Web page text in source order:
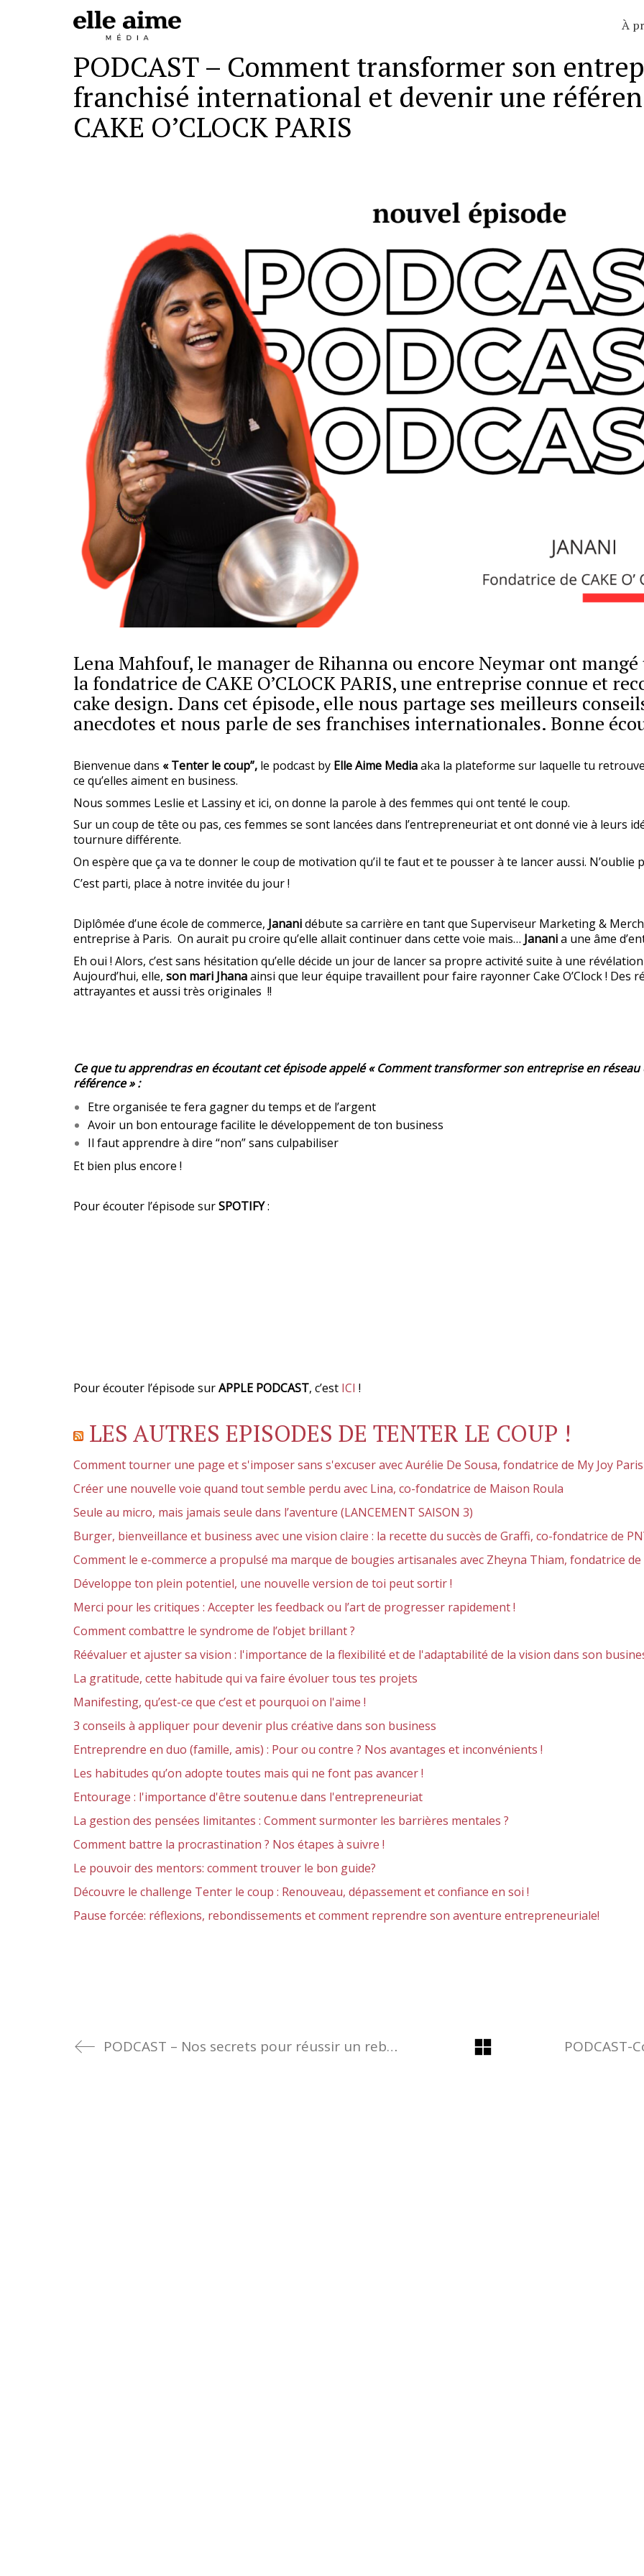
À
PODCAST – Comment transformer son
franchisé international et devenir une
CAKE O’CLOCK PARIS
Lena Mahfouf, le manager de Rihanna ou encore Neymar ont mangé
la fondatrice de CAKE O’CLOCK PARIS, une entreprise connue et
cake design. Dans cet épisode, elle nous partage ses meilleurs
anecdotes et nous parle de ses franchises internationales. Bonne
Bienvenue dans « Tenter le coup”, le podcast by Elle Aime Mediaaka la plateforme sur laquelle tu
ce qu’elles aiment en business.
Nous sommes Leslie et Lassiny et ici, on donne la parole à des femmes qui ont tenté le coup.
Sur un coup de tête ou pas, ces femmes se sont lancées dans l’entrepreneuriat et ont donné vie à leurs
tournure différente.
On espère que ça va te donner le coup de motivation qu’il te faut et te pousser à te lancer aussi.
C’est parti, place à notre invitée du jour !
Diplômée d’une école de commerce, Jananidébute sa carrière en tant que Superviseur Marketing &
entreprise à Paris. On aurait pu croire qu’elle allait continuer dans cette voie mais… Janania une âme
Eh oui ! Alors, c’est sans hésitation qu’elle décide un jour de lancer sa propre activité suite à une
Aujourd’hui, elle, son mari Jhanaainsi que leur équipe travaillent pour faire rayonner Cake O’Clock ! Des
attrayantes et aussi très originales !!
Ce que tu apprendras en écoutant cet épisode appelé « Comment transformer son entreprise en
référence » :
Etre organisée te fera gagner du temps et de l’argent
Avoir un bon entourage facilite le développement de ton business
Il faut apprendre à dire “non” sans culpabiliser
Et bien plus encore !
Pour écouter l’épisode surSPOTIFY:
Pour écouter l’épisode surAPPLE PODCAST, c’est ICI !
LES AUTRES EPISODES DE TENTER LE COUP !
Comment tourner une page et s'imposer sans s'excuser avec Aurélie De Sousa, fondatrice de My Joy Paris
Créer une nouvelle voie quand tout semble perdu avec Lina, co-fondatrice de Maison Roula
Seule au micro, mais jamais seule dans l’aventure (LANCEMENT SAISON 3)
Burger, bienveillance et business avec une vision claire : la recette du succès de Graffi, co-fondatrice de
Comment le e-commerce a propulsé ma marque de bougies artisanales avec Zheyna Thiam, fondatrice
Développe ton plein potentiel, une nouvelle version de toi peut sortir !
Merci pour les critiques : Accepter les feedback ou l’art de progresser rapidement !
Comment combattre le syndrome de l’objet brillant ?
Réévaluer et ajuster sa vision : l'importance de la flexibilité et de l'adaptabilité de la vision dans son
La gratitude, cette habitude qui va faire évoluer tous tes projets
Manifesting, qu’est-ce que c’est et pourquoi on l'aime !
3 conseils à appliquer pour devenir plus créative dans son business
Entreprendre en duo (famille, amis) : Pour ou contre ? Nos avantages et inconvénients !
Les habitudes qu’on adopte toutes mais qui ne font pas avancer !
Entourage : l'importance d'être soutenu.e dans l'entrepreneuriat
La gestion des pensées limitantes : Comment surmonter les barrières mentales ?
Comment battre la procrastination ? Nos étapes à suivre !
Le pouvoir des mentors: comment trouver le bon guide?
Découvre le challenge Tenter le coup : Renouveau, dépassement et confiance en soi !
Pause forcée: réflexions, rebondissements et comment reprendre son aventure entrepreneuriale!
PODCAST – Nos secrets pour réussir un rebranding et avoir une équipe soudée avec Nina et Sarah Yinda, fondatrices de NS XPERIENCE et CORE PARIS